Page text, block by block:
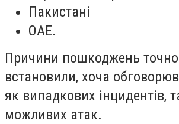
Пакистані
ОАЕ.
Причини пошкоджень
встановили, хоча
як випадкових інцидентів,
можливих атак.